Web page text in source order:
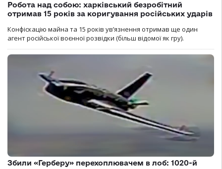
Робота над собою: харківський безробітний
отримав 15 років за коригування російських ударів
Конфіскацію майна та 15 років увʼязнення отримав ще один
агент російської воєнної розвідки (більш відомої як гру).
Збили «Герберу» перехоплювачем в лоб: 1020-й